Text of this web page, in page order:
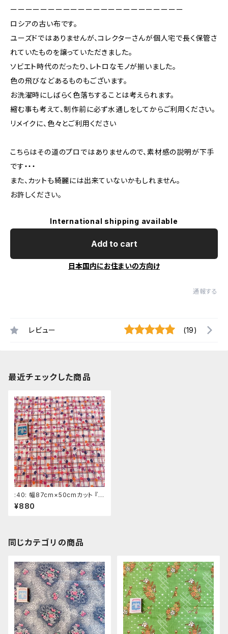
ーーーーーーーーーーーーーーーーーーーーーーー
ロシアの古い布です。
ユーズドではありませんが、コレクターさんが個人宅で長く保管さ
れていたものを譲っていただきました。
ソビエト時代のだったり、レトロなモノが揃いました。
色の飛びなどあるものもございます。
お洗濯時にしばらく色落ちすることは考えられます。
縮む事も考えて、制作前に必ず水通しをしてからご利用ください。
リメイクに、色々とご利用ください
こちらはその道のプロではありませんので、素材感の説明が下手
です・・・
また、カットも綺麗には出来ていないかもしれません。
お許しください。
International shipping available
Add to cart
日本国内にお住まいの方向け
通報する
レビュー (19)
最近チェックした商品
:40: 幅87cm×50cmカット 『さ
くらんぼ』白色系ロシアの昔の
布 デッドストック ソビエトデ
¥880
同じカテゴリの商品